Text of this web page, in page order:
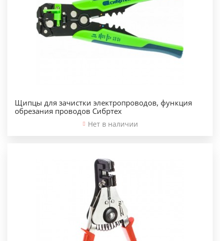
Щипцы для зачистки электропроводов, функция
обрезания проводов Сибртех
Нет в наличии